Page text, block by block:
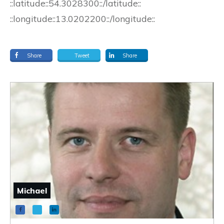
::latitude::54.3028300::/latitude::
::longitude::13.0202200::/longitude::
Share Tweet Share
Michael